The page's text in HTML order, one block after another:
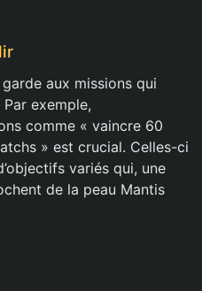
aux missions qui
exemple,
comme « vaincre 60
» est crucial. Celles-ci
variés qui, une
de la peau Mantis